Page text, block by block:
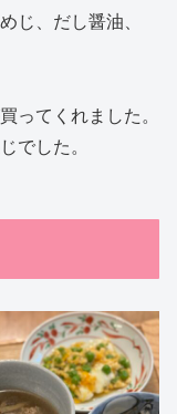
じ、だし醤油、
ってくれました。
でした。